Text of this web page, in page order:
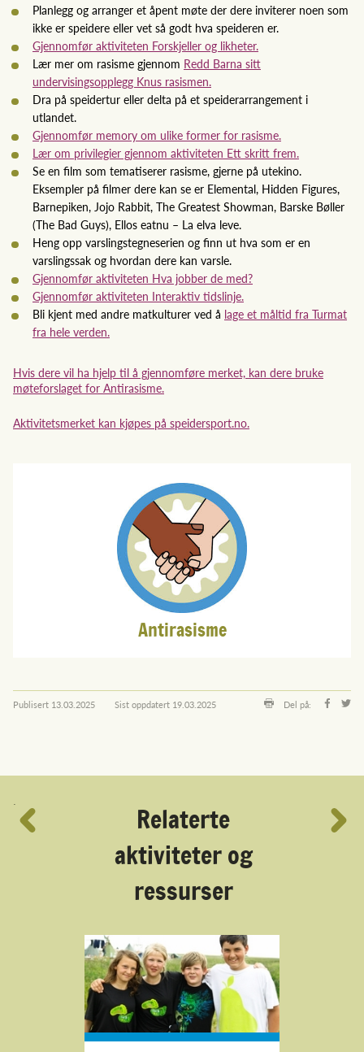
Planlegg og arranger et åpent møte der dere inviterer noen som
ikke er speidere eller vet så godt hva speideren er.
Gjennomfør aktiviteten Forskjeller og likheter.
Lær mer om rasisme gjennom Redd Barna sitt
undervisingsopplegg Knus rasismen.
Dra på speidertur eller delta på et speiderarrangement i
utlandet.
Gjennomfør memory om ulike former for rasisme.
Lær om privilegier gjennom aktiviteten Ett skritt frem.
Se en film som tematiserer rasisme, gjerne på utekino.
Eksempler på filmer dere kan se er Elemental, Hidden Figures,
Barnepiken, Jojo Rabbit, The Greatest Showman, Barske Bøller
(The Bad Guys), Ellos eatnu – La elva leve.
Heng opp varslingstegneserien og finn ut hva som er en
varslingssak og hvordan dere kan varsle.
Gjennomfør aktiviteten Hva jobber de med?
Gjennomfør aktiviteten Interaktiv tidslinje.
Bli kjent med andre matkulturer ved å lage et måltid fra Turmat
fra hele verden.
Hvis dere vil ha hjelp til å gjennomføre merket, kan dere bruke
møteforslaget for Antirasisme.
Aktivitetsmerket kan kjøpes på speidersport.no.
Antirasisme
Publisert 13.03.2025 Sist oppdatert 19.03.2025 Del på:
´
Relaterte
aktiviteter og
ressurser